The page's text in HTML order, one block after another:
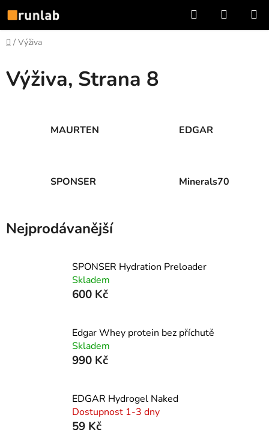
na
obsah
Hledat
KOŠÍK
Domů
/ Výživa
Výživa, Strana 8
MAURTEN EDGAR
SPONSER Minerals70
Nejprodávanější
SPONSER Hydration Preloader
Skladem
600 Kč
Edgar Whey protein bez příchutě
Skladem
990 Kč
EDGAR Hydrogel Naked
Dostupnost 1-3 dny
59 Kč